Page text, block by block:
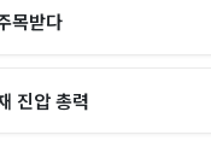
목받다
진압 총력